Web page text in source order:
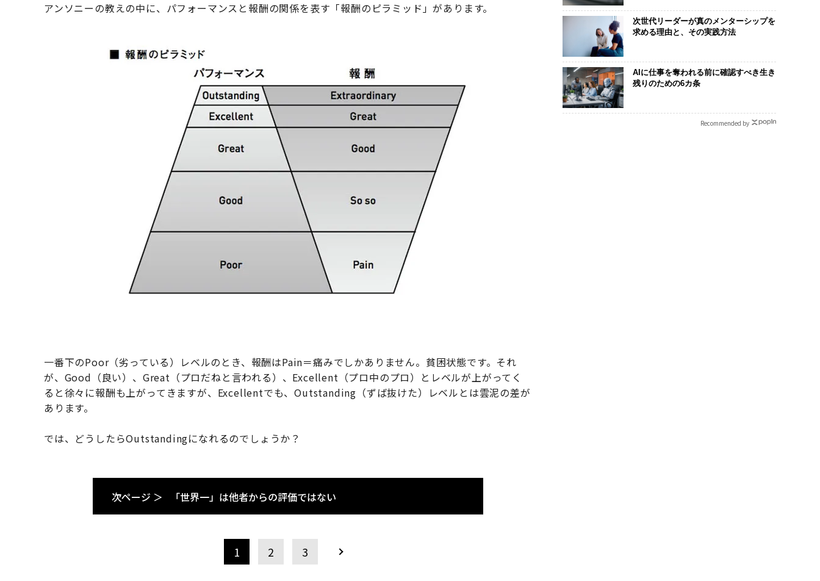
アンソニーの教えの中に、パフォーマンスと報酬の関係を表す「報酬のピラミッド」があります。
一番下のPoor（劣っている）レベルのとき、報酬はPain＝痛みでしかありません。貧困状態です。それ
が、Good（良い）、Great（プロだねと言われる）、Excellent（プロ中のプロ）とレベルが上がってく
ると徐々に報酬も上がってきますが、Excellentでも、Outstanding（ずば抜けた）レベルとは雲泥の差が
あります。
では、どうしたらOutstandingになれるのでしょうか？
次ページ ＞ 「世界一」は他者からの評価ではない
1 2 3
次世代リーダーが真のメンターシップを
求める理由と、その実践方法
AIに仕事を奪われる前に確認すべき生き
残りのための6カ条
Recommended by